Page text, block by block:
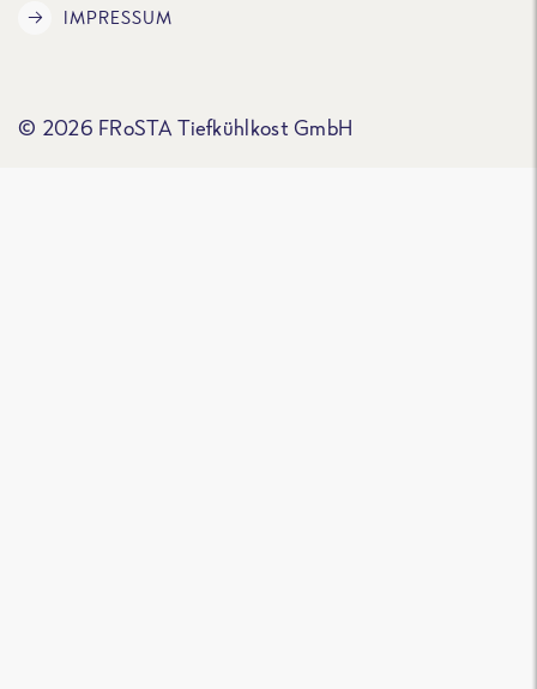
IMPRESSUM
© 2026 FRoSTA Tiefkühlkost GmbH